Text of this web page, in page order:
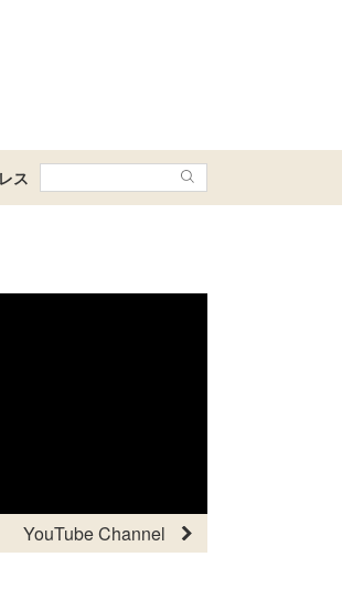
ス
YouTube Channel